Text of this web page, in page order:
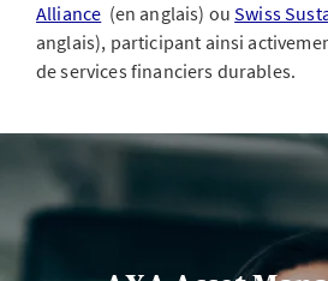
Alliance (en anglais) ouSwiss
anglais), participant ainsi
de services financiers durables.